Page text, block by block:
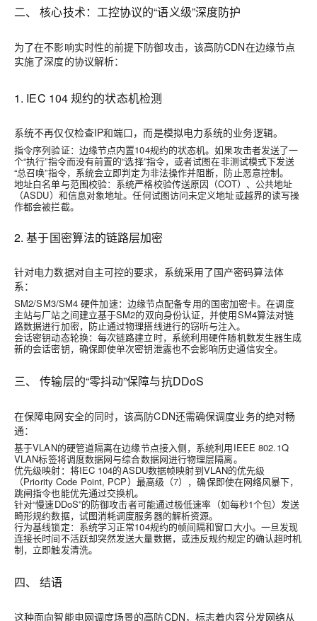
二、 核心技术：工控协议的“语义级”深度防护
为了在不影响实时性的前提下防御攻击，该高防CDN在边缘节点
实施了深度的协议解析：
1. IEC 104 规约的状态机检测
系统不再仅仅检查IP和端口，而是模拟电力系统的业务逻辑。
指令序列验证：边缘节点内置104规约的状态机。如果攻击者发送了一
个“执行”指令而没有前置的“选择”指令，或者试图在非测试模式下发送
“总召唤”指令，系统会立即判定为非法操作并阻断，防止恶意控制。
地址白名单与范围校验：系统严格校验传送原因（COT）、公共地址
（ASDU）和信息对象地址。任何试图访问未定义地址或越界的读写操
作都会被拦截。
2. 基于国密算法的链路层加密
针对电力数据对自主可控的要求，系统采用了国产密码算法体
系：
SM2/SM3/SM4 硬件加速：边缘节点配备专用的国密加密卡。在调度
主站与厂站之间建立基于SM2的双向身份认证，并使用SM4算法对链
路数据进行加密，防止通过物理搭线进行的窃听与注入。
会话密钥动态轮换：每次链路建立时，系统利用硬件随机数发生器生成
新的会话密钥，确保即使单次密钥泄露也不会影响历史通信安全。
三、 传输层的“零抖动”保障与抗DDoS
在保障电网安全的同时，该高防CDN还需确保调度业务的绝对畅
通：
基于VLAN的硬管道隔离在边缘节点接入侧，系统利用IEEE 802.1Q
VLAN标签将调度数据网与综合数据网进行物理层隔离。
优先级映射：将IEC 104的ASDU数据帧映射到VLAN的优先级
（Priority Code Point, PCP）最高级（7），确保即使在网络风暴下，
跳闸指令也能优先通过交换机。
针对“慢速DDoS”的防御攻击者可能通过极低速率（如每秒1个包）发送
畸形规约数据，试图消耗调度服务器的解析资源。
行为基线锁定：系统学习正常104规约的帧间隔和窗口大小。一旦发现
连接长时间不活跃却突然发送大量数据，或违反规约规定的确认超时机
制，立即触发清洗。
四、 结语
这种面向智能电网调度场景的高防CDN，标志着内容分发网络从